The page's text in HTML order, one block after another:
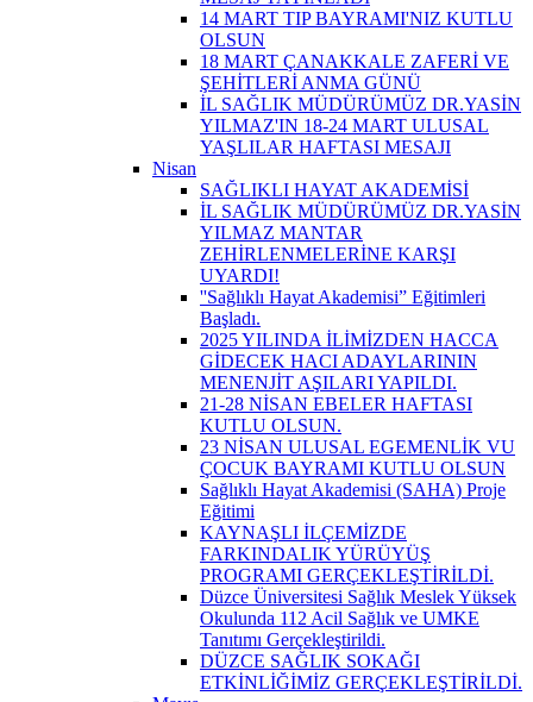
14 MART TIP BAYRAMI'NIZ KUTLU
OLSUN
18 MART ÇANAKKALE ZAFERİ VE
ŞEHİTLERİ ANMA GÜNÜ
İL SAĞLIK MÜDÜRÜMÜZ DR.YASİN
YILMAZ'IN 18-24 MART ULUSAL
YAŞLILAR HAFTASI MESAJI
Nisan
SAĞLIKLI HAYAT AKADEMİSİ
İL SAĞLIK MÜDÜRÜMÜZ DR.YASİN
YILMAZ MANTAR
ZEHİRLENMELERİNE KARŞI
UYARDI!
''Sağlıklı Hayat Akademisi” Eğitimleri
Başladı.
2025 YILINDA İLİMİZDEN HACCA
GİDECEK HACI ADAYLARININ
MENENJİT AŞILARI YAPILDI.
21-28 NİSAN EBELER HAFTASI
KUTLU OLSUN.
23 NİSAN ULUSAL EGEMENLİK VU
ÇOCUK BAYRAMI KUTLU OLSUN
Sağlıklı Hayat Akademisi (SAHA) Proje
Eğitimi
KAYNAŞLI İLÇEMİZDE
FARKINDALIK YÜRÜYÜŞ
PROGRAMI GERÇEKLEŞTİRİLDİ.
Düzce Üniversitesi Sağlık Meslek Yüksek
Okulunda 112 Acil Sağlık ve UMKE
Tanıtımı Gerçekleştirildi.
DÜZCE SAĞLIK SOKAĞI
ETKİNLİĞİMİZ GERÇEKLEŞTİRİLDİ.